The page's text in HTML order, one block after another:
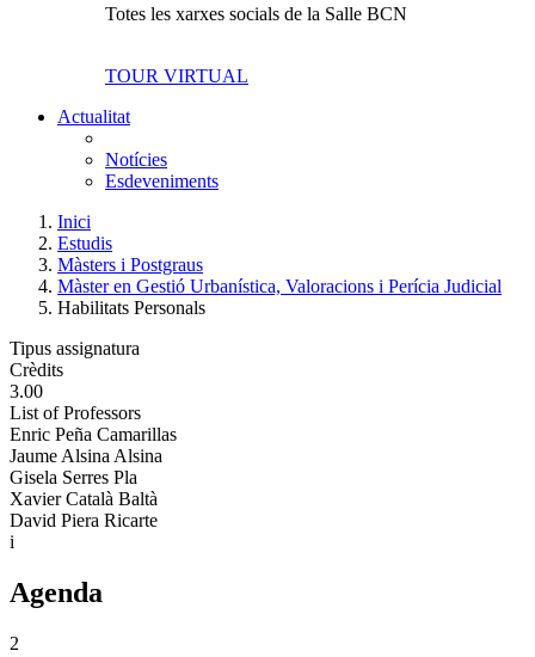
Totes les xarxes socials de la Salle BCN
TOUR VIRTUAL
Actualitat
Notícies
Esdeveniments
Inici
Estudis
Màsters i Postgraus
Màster en Gestió Urbanística, Valoracions i Perícia Judicial
Habilitats Personals
Tipus assignatura
Crèdits
3.00
List of Professors
Enric Peña Camarillas
Jaume Alsina Alsina
Gisela Serres Pla
Xavier Català Baltà
David Piera Ricarte
i
Agenda
2